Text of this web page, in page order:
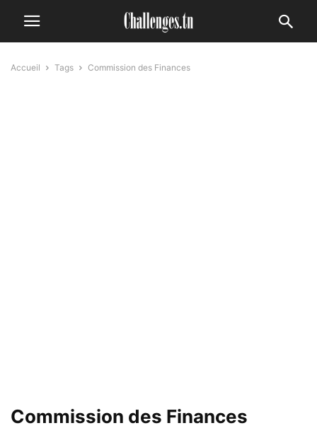
Accueil Tags Commission des Finances
Commission des Finances